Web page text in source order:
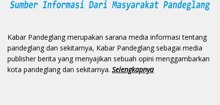
Kabar Pandeglang merupakan sarana media informasi tentang
pandeglang dan sekitarnya, Kabar Pandeglang sebagai media
publisher berita yang menyajikan sebuah opini menggambarkan
kota pandeglang dan sekitarnya. Selengkapnya